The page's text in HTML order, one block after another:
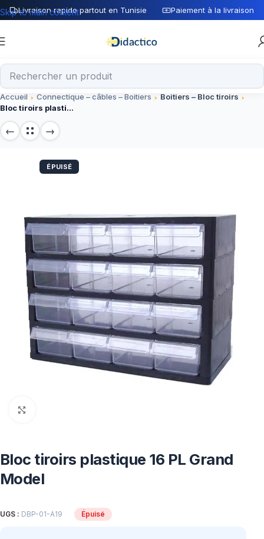
Livraison rapide partout en Tunisie Paiement à la livraison
Skip to main content
Accueil Connectique – câbles – Boitiers
Boitiers – Bloc tiroirs
Bloc tiroirs plastique 16 PL Grand Model
ÉPUISÉ
Bloc tiroirs plastique 16 PL Grand
Model
UGS : DBP-01-A19 Épuisé